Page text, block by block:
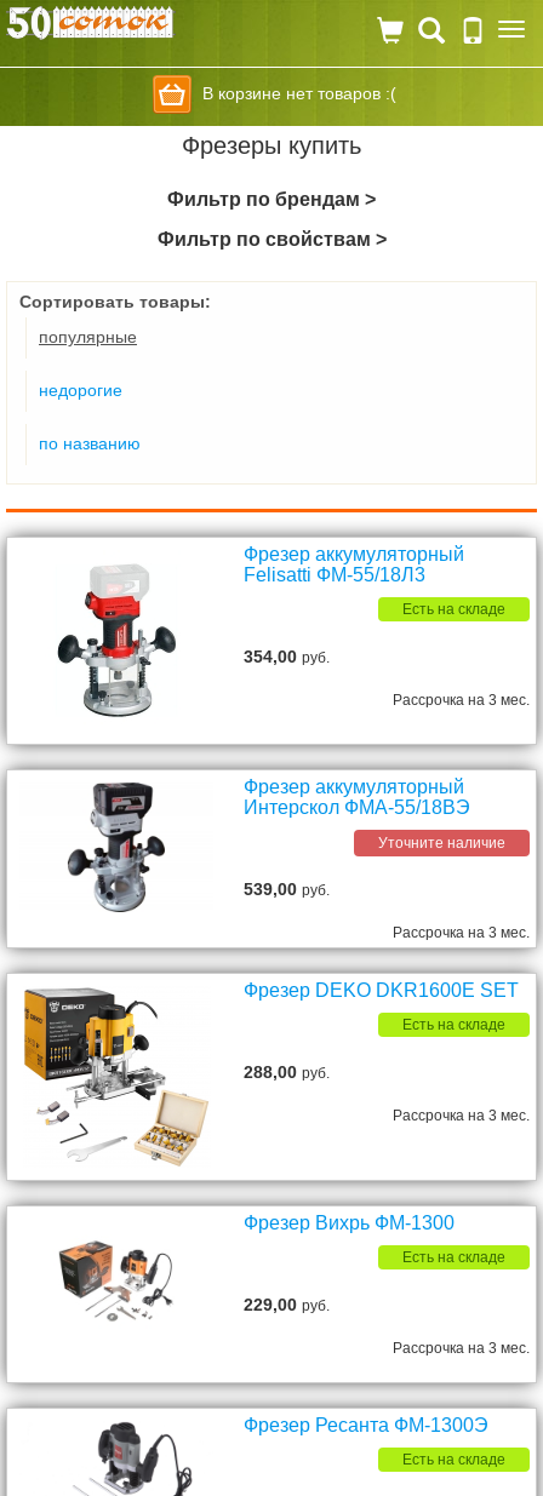
В корзине нет товаров :(
Фрезеры купить
Фильтр по брендам >
Фильтр по свойствам >
Сортировать товары:
популярные
недорогие
по названию
Фрезер аккумуляторный
Felisatti ФМ-55/18Л3
Есть на складе
354,00руб.
Рассрочка на 3 мес.
Фрезер аккумуляторный
Интерскол ФМА-55/18ВЭ
Уточните наличие
539,00руб.
Рассрочка на 3 мес.
Фрезер DEKO DKR1600E SET
Есть на складе
288,00руб.
Рассрочка на 3 мес.
Фрезер Вихрь ФМ-1300
Есть на складе
229,00руб.
Рассрочка на 3 мес.
Фрезер Ресанта ФМ-1300Э
Есть на складе